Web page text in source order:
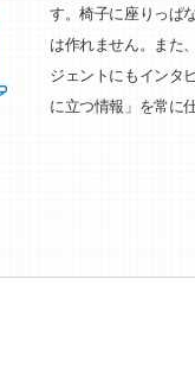
す。椅子に座りっぱ
は作れません。また
ジェントにもインタ
に立つ情報」を常に